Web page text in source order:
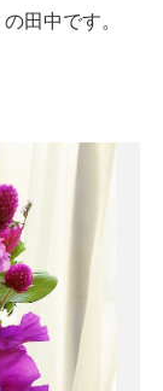
田中です。